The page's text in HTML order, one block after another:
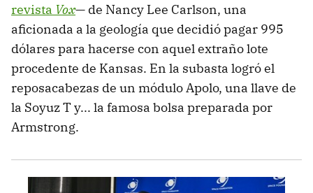
revista Vox— de Nancy Lee Carlson, una
aficionada a la geología que decidió pagar 995
dólares para hacerse con aquel extraño lote
procedente de Kansas. En la subasta logró el
reposacabezas de un módulo Apolo, una llave de
la Soyuz T y... la famosa bolsa preparada por
Armstrong.